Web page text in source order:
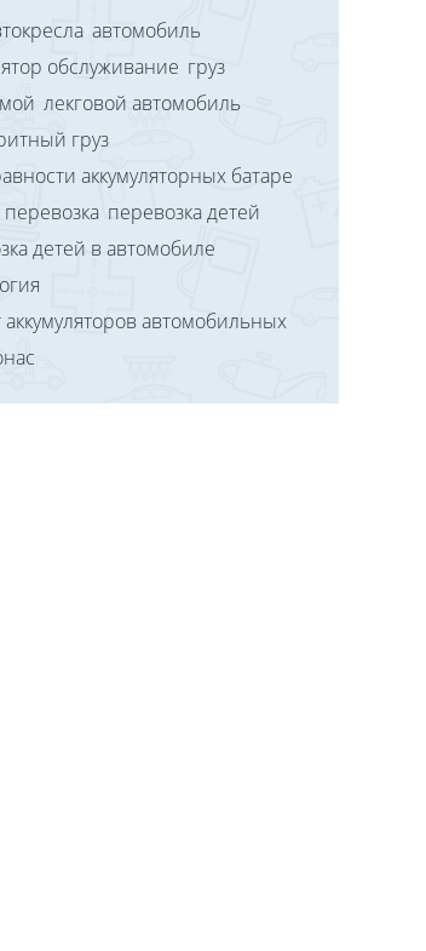
автомобиль
обслуживание груз
лекговой автомобиль
груз
аккумуляторных батаре
перевозка перевозка детей
детей в автомобиле
автомобильных